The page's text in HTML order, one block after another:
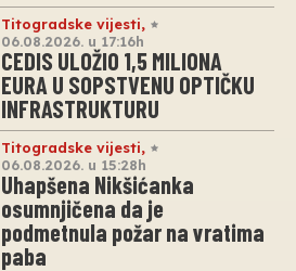
Titogradske vijesti,
06.08.2026. u 17:16h
CEDIS ULOŽIO 1,5 MILIONA
EURA U SOPSTVENU OPTIČKU
INFRASTRUKTURU
Titogradske vijesti,
06.08.2026. u 15:28h
Uhapšena Nikšićanka
osumnjičena da je
podmetnula požar na vratima
paba